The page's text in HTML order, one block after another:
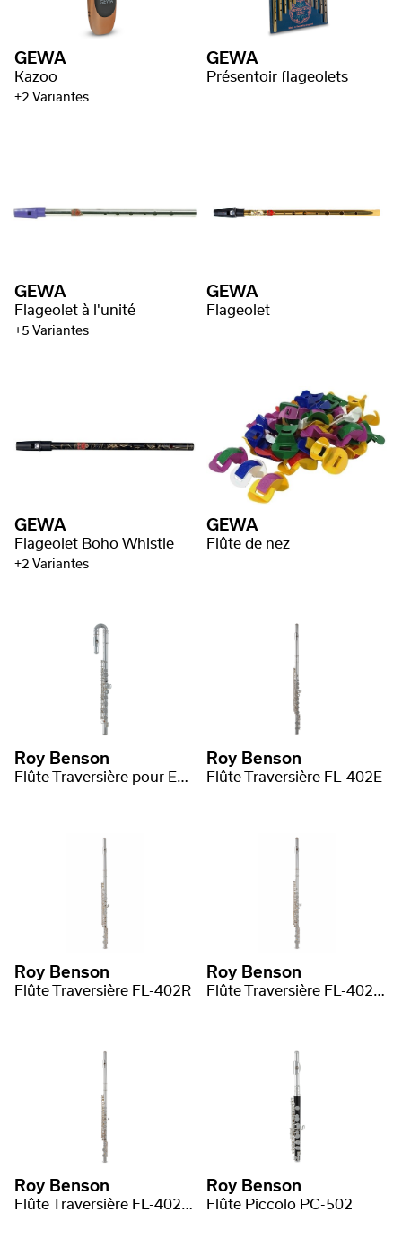
GEWA
Kazoo
+2 Variantes
GEWA
Présentoir flageolets
GEWA
Flageolet à l'unité
+5 Variantes
GEWA
Flageolet
GEWA
Flageolet Boho Whistle
+2 Variantes
GEWA
Flûte de nez
Roy Benson
Flûte Traversière pour Enfants FL-102
Roy Benson
Flûte Traversière FL-402E
Roy Benson
Flûte Traversière FL-402R
Roy Benson
Flûte Traversière FL-402E2
Roy Benson
Flûte Traversière FL-402R2
Roy Benson
Flûte Piccolo PC-502